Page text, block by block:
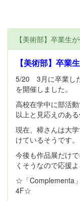
【美術部】卒業生
【美術部】卒業
5/20 3月に卒業し
を開催しました。
高校在学中に部活
以上と見応えのある
現在、樟さんは大
けているそうです。
今後も作品展だけ
くそうなので応援
☆「Complementa
4F☆